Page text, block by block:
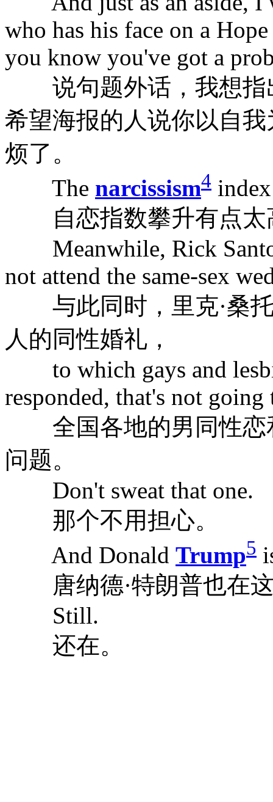
who has his face on a
you know you've got a
说句题外话，我想指
希望海报的人说你以自
烦了。
The narcissism4
自恋指数攀升有点太
Meanwhile, Rick
not attend the same-sex
与此同时，里克·桑托
人的同性婚礼，
to which gays and
responded, that's not going
全国各地的男同性恋
问题。
Don't sweat that one.
那个不用担心。
And Donald Trump5
唐纳德·特朗普也在
Still.
还在。